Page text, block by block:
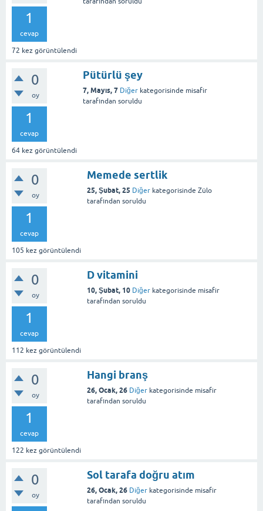
1
cevap
72 kez görüntülendi
0
oy
1
cevap
64 kez görüntülendi
Pütürlü şey
7, Mayıs, 7 Diğer kategorisinde misafir
tarafından soruldu
0
oy
1
cevap
105 kez görüntülendi
Memede sertlik
25, Şubat, 25 Diğer kategorisinde Zülo
tarafından soruldu
0
oy
1
cevap
112 kez görüntülendi
D vitamini
10, Şubat, 10 Diğer kategorisinde misafir
tarafından soruldu
0
oy
1
cevap
122 kez görüntülendi
Hangi branş
26, Ocak, 26 Diğer kategorisinde misafir
tarafından soruldu
0
oy
Sol tarafa doğru atım
26, Ocak, 26 Diğer kategorisinde misafir
tarafından soruldu